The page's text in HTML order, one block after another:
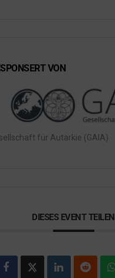
VON
für Autarkie (GAIA)
DIESES EVENT TEILEN